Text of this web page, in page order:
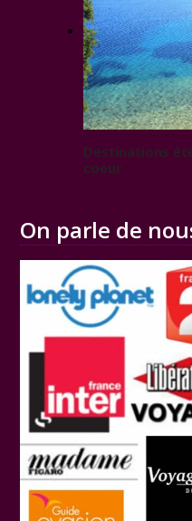
Destinations
coeur
On parle de